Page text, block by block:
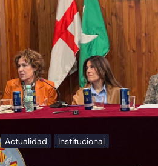
Actualidad Institucional